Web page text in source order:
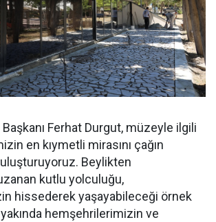
Ferhat Durgut, müzeyle ilgili
en kıymetli mirasını çağın
Beylikten
kutlu yolculuğu,
hissederek yaşayabileceği örnek
hemşehrilerimizin ve